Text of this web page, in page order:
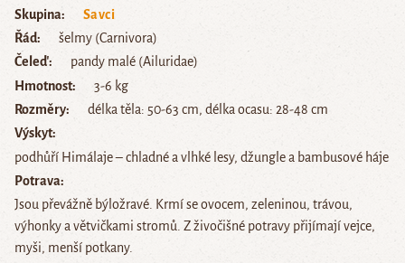
Skupina
Savci
Řád
šelmy (Carnivora)
Čeleď
pandy malé (Ailuridae)
Hmotnost
3-6 kg
Rozměry
délka těla: 50-63 cm, délka ocasu: 28-48 cm
Výskyt
podhůří Himálaje – chladné a vlhké lesy, džungle a bambusové háje
Potrava
Jsou převážně býložravé. Krmí se ovocem, zeleninou, trávou,
výhonky a větvičkami stromů. Z živočišné potravy přijímají vejce,
myši, menší potkany.